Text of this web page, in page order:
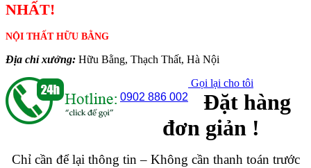
NHẤT!
NỘI THẤT HỮU BẰNG
Địa chỉ xưởng: Hữu Bằng, Thạch Thất, Hà Nội
0902 886 002
Gọi lại cho tôi
Đặt hàng
đơn giản !
Chỉ cần để lại thông tin – Không cần thanh toán trước